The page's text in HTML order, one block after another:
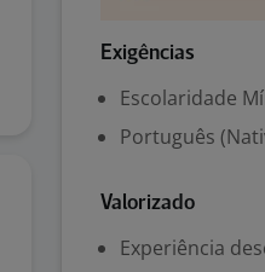
Exigências
Escolaridade
Português
Valorizado
Experiência